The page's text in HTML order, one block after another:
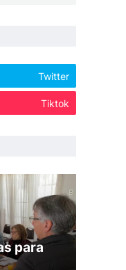
Twitter
Tiktok
para